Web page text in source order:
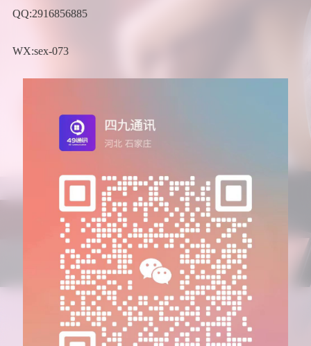
QQ:2916856885
WX:sex-073